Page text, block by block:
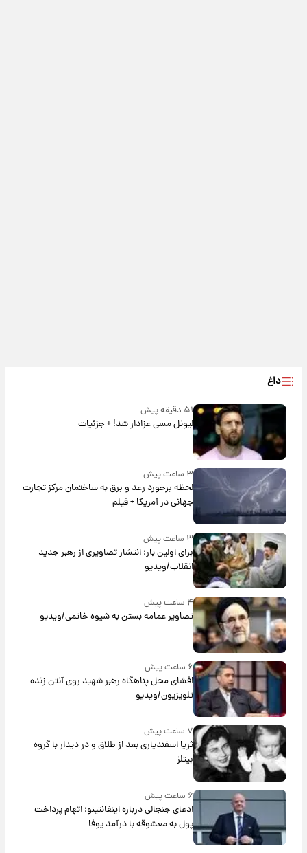
داغ
۵۱ دقیقه پیش
لیونل مسی عزادار شد! + جزئیات
۳ ساعت پیش
لحظه برخورد رعد و برق به ساختمان مرکز تجارت
جهانی در آمریکا + فیلم
۳ ساعت پیش
برای اولین بار؛ انتشار تصاویری از رهبر جدید
انقلاب/ویدیو
۴ ساعت پیش
تصاویر عمامه بستن به شیوه خاتمی/ویدیو
۶ ساعت پیش
افشای محل پناهگاه‌ رهبر شهید روی آنتن زنده
تلویزیون/ویدیو
۷ ساعت پیش
ثریا اسفندیاری بعد از طلاق و در دیدار با گروه
بیتلز
۶ ساعت پیش
ادعای جنجالی درباره اینفانتینو؛ اتهام پرداخت
پول به معشوقه با درآمد یوفا